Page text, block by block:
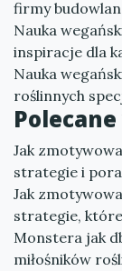
firmy
Nauka
inspiracje dla
Nauka
roślinnych
Jak
strategie i
Jak
strategie, które
Monstera jak
miłośników